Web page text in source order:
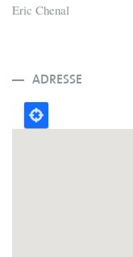
Eric Chenal
ADRESSE